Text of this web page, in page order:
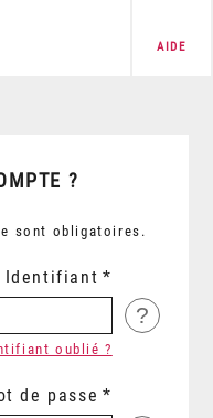
AIDE
?
sont obligatoires.
Identifiant
?
oublié ?
de passe